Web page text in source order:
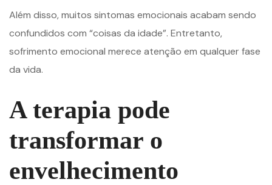
Além disso, muitos sintomas emocionais acabam sendo
confundidos com “coisas da idade”. Entretanto,
sofrimento emocional merece atenção em qualquer fase
da vida.
A terapia pode
transformar o
envelhecimento